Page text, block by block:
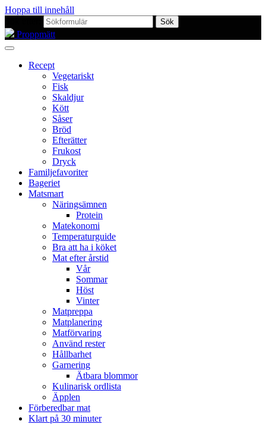
Hoppa till innehåll
Proppmätt
Recept
Vegetariskt
Fisk
Skaldjur
Kött
Såser
Bröd
Efterätter
Frukost
Dryck
Familjefavoriter
Bageriet
Matsmart
Näringsämnen
Protein
Matekonomi
Temperaturguide
Bra att ha i köket
Mat efter årstid
Vår
Sommar
Höst
Vinter
Matpreppa
Matplanering
Matförvaring
Använd rester
Hållbarhet
Garnering
Ätbara blommor
Kulinarisk ordlista
Äpplen
Förberedbar mat
Klart på 30 minuter